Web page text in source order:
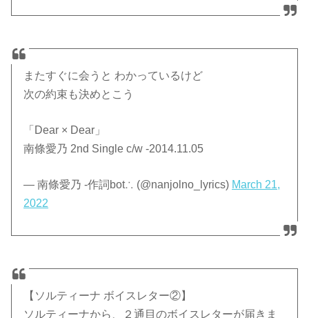
またすぐに会うと わかっているけど
次の約束も決めとこう
「Dear × Dear」
南條愛乃 2nd Single c/w -2014.11.05
— 南條愛乃 -作詞bot∴ (@nanjolno_lyrics) March 21,
2022
【ソルティーナ ボイスレター②】
ソルティーナから、２通目のボイスレターが届きま